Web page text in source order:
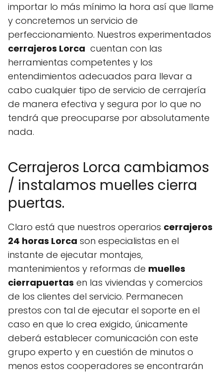
importar lo más mínimo la hora así que llame
y concretemos un servicio de
perfeccionamiento. Nuestros experimentados
cerrajeros Lorca cuentan con las
herramientas competentes y los
entendimientos adecuados para llevar a
cabo cualquier tipo de servicio de cerrajería
de manera efectiva y segura por lo que no
tendrá que preocuparse por absolutamente
nada.
Cerrajeros Lorca cambiamos
/ instalamos muelles cierra
puertas.
Claro está que nuestros operarios cerrajeros
24 horas Lorca son especialistas en el
instante de ejecutar montajes,
mantenimientos y reformas de muelles
cierrapuertas en las viviendas y comercios
de los clientes del servicio. Permanecen
prestos con tal de ejecutar el soporte en el
caso en que lo crea exigido, únicamente
deberá establecer comunicación con este
grupo experto y en cuestión de minutos o
menos estos cooperadores se encontrarán